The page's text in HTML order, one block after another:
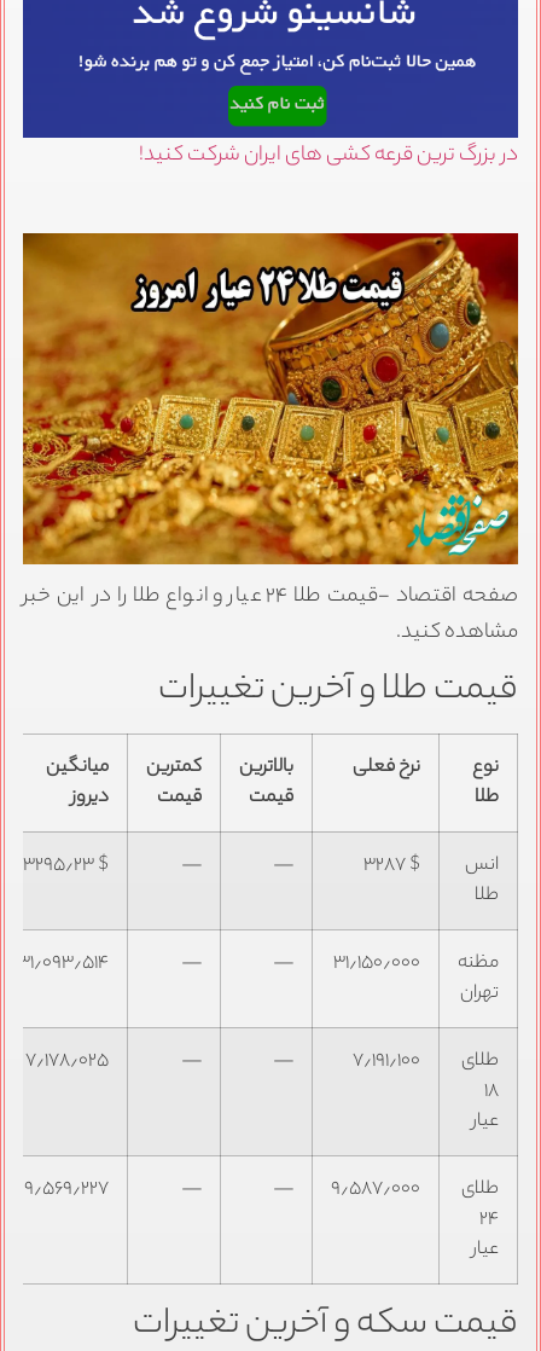
در بزرگ ترین قرعه کشی های ایران شرکت کنید!
صفحه اقتصاد -قیمت طلا ۲۴ عیار و انواع طلا را در این خبر
مشاهده کنید.
قیمت طلا و آخرین تغییرات
نوع
طلا
نرخ فعلی
بالاترین
قیمت
کمترین
قیمت
میانگین
دیروز
انس
طلا
$ ۳۲۸۷ —
— $ ۳۲۹۵٫۲۳
مظنه
تهران
۳۱٫۱۵۰٫۰۰۰ —
— ۳۱٫۰۹۳٫۵۱۴
طلای
۱۸
عیار
۷٫۱۹۱٫۱۰۰ —
— ۷٫۱۷۸٫۰۲۵
طلای
۲۴
عیار
۹٫۵۸۷٫۰۰۰ —
— ۹٫۵۶۹٫۲۲۷
قیمت سکه و آخرین تغییرات